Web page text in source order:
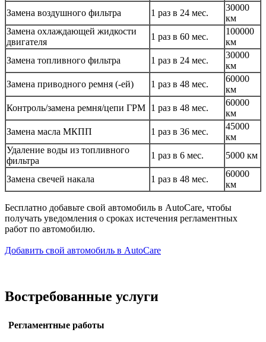
Замена воздушного фильтра
1 раз в 24 мес.
30000
км
Замена охлаждающей жидкости
двигателя
1 раз в 60 мес.
100000
км
Замена топливного фильтра
1 раз в 24 мес.
30000
км
Замена приводного ремня (-ей)
1 раз в 48 мес.
60000
км
Контроль/замена ремня/цепи ГРМ 1 раз в 48 мес.
60000
км
Замена масла МКПП
1 раз в 36 мес.
45000
км
Удаление воды из топливного
фильтра
1 раз в 6 мес. 5000 км
Замена свечей накала 1 раз в 48 мес.
60000
км
Бесплатно добавьте свой автомобиль в AutoCare, чтобы
получать уведомления о сроках истечения регламентных
работ по автомобилю.
Добавить свой автомобиль в AutoCare
Востребованные услуги
Регламентные работы